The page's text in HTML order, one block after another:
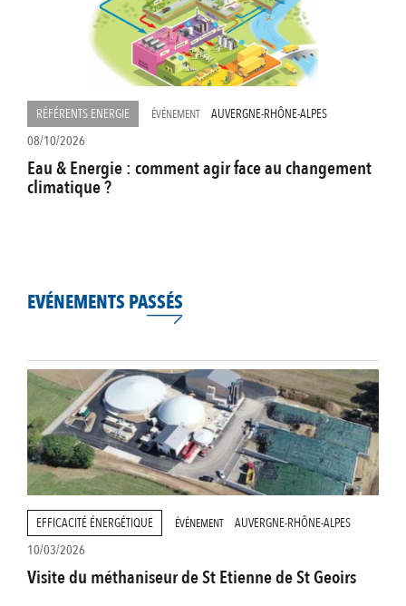
RÉFÉRENTS ENERGIE ÉVÉNEMENT
AUVERGNE-RHÔNE-ALPES
08/10/2026
Eau & Energie : comment agir face au changement
climatique ?
EVÉNEMENTS PASSÉS
EFFICACITÉ ÉNERGÉTIQUE ÉVÉNEMENT
AUVERGNE-RHÔNE-ALPES
10/03/2026
Visite du méthaniseur de St Etienne de St Geoirs